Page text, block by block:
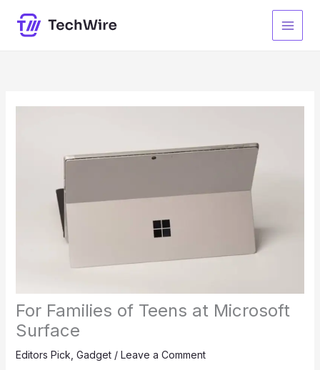
content
For Families of Teens at Microsoft
Surface
Editors Pick Gadget/ Leave a Comment